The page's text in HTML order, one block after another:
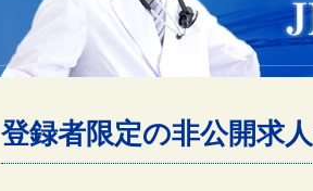
登録者限定の非公開求